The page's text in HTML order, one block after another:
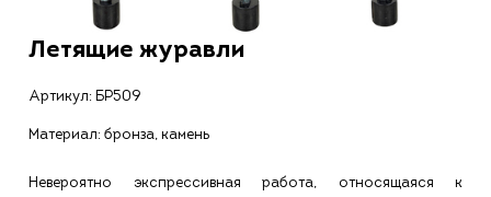
Летящие журавли
Артикул: БР509
Материал: бронза, камень
Невероятно экспрессивная работа, относящаяся к